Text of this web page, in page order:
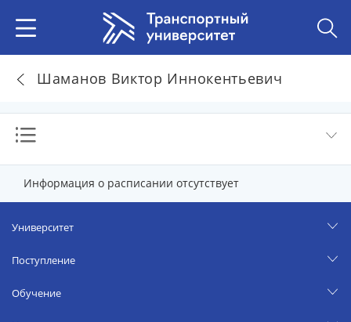
Шаманов Виктор Иннокентьевич
Информация о расписании отсутствует
Университет
Поступление
Обучение